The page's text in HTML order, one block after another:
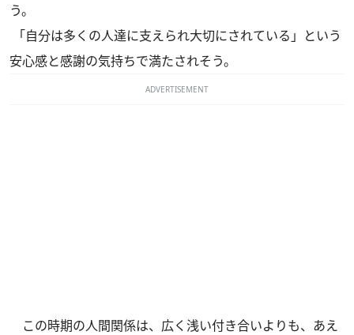
う。
「自分は多くの人達に支えられ大切にされている」という
安心感と感謝の気持ちで満たされそう。
ADVERTISEMENT
この時期の人間関係は、広く浅い付き合いよりも、あえ